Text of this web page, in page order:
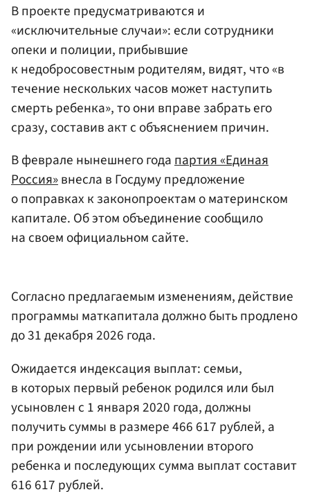
В проекте предусматриваются и
«исключительные случаи»: если сотрудники
опеки и полиции, прибывшие
к недобросовестным родителям, видят, что «в
течение нескольких часов может наступить
смерть ребенка», то они вправе забрать его
сразу, составив акт с объяснением причин.
В феврале нынешнего годапартия «Единая
Россия»внесла в Госдуму предложение
о поправках к законопроектам о материнском
капитале. Об этом объединение сообщило
на своем официальном сайте.
Согласно предлагаемым изменениям, действие
программы маткапитала должно быть продлено
до 31 декабря 2026 года.
Ожидается индексация выплат: семьи,
в которых первый ребенок родился или был
усыновлен с 1 января 2020 года, должны
получить суммы в размере 466 617 рублей, а
при рождении или усыновлении второго
ребенка и последующих сумма выплат составит
616 617 рублей.